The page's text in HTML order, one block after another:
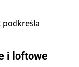
podkreśla
i loftowe